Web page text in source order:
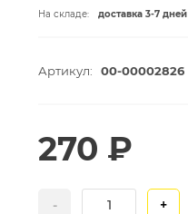
На складе: доставка 3-7 дней
Артикул: 00-00002826
- +
270 ₽